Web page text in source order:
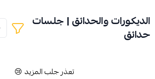
الديكورات والحدائق | جلسات
حدائق
تعذر جلب المزيد 😢